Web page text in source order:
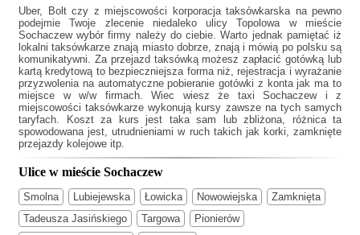
Uber, Bolt czy z miejscowości korporacja taksówkarska na pewno
podejmie Twoje zlecenie niedaleko ulicy Topolowa w mieście
Sochaczew wybór firmy należy do ciebie. Warto jednak pamiętać iż
lokalni taksówkarze znają miasto dobrze, znają i mówią po polsku są
komunikatywni. Za przejazd taksówką możesz zapłacić gotówką lub
kartą kredytową to bezpieczniejsza forma niż, rejestracja i wyrażanie
przyzwolenia na automatyczne pobieranie gotówki z konta jak ma to
miejsce w w/w firmach. Wiec wiesz że taxi Sochaczewi z
miejscowości taksówkarze wykonują kursy zawsze na tych samych
taryfach. Koszt za kurs jest taka sam lub zbliżona, różnica ta
spowodowana jest, utrudnieniami w ruch takich jak korki, zamknięte
przejazdy kolejowe itp.
Ulice w mieście Sochaczew
Smolna Lubiejewska Łowicka Nowowiejska
Zamknięta
Tadeusza Jasińskiego
Targowa
Pionierów